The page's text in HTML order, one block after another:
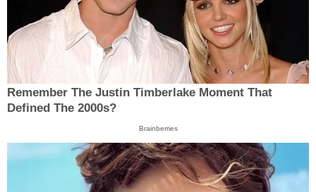
Remember The Justin Timberlake Moment That
Defined The 2000s?
Brainberries